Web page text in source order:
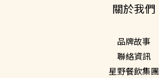
關於我們
品牌故事
聯絡資訊
星野餐飲集團